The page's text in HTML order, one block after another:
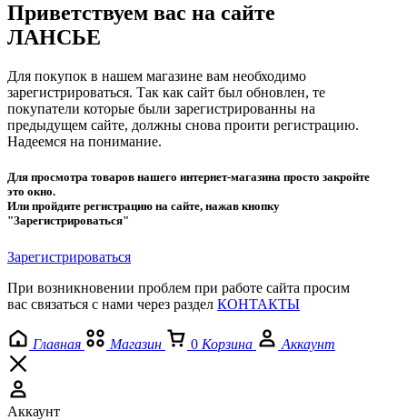
Приветствуем вас на сайте
ЛАНСЬЕ
Для покупок в нашем магазине вам необходимо
зарегистрироваться. Так как сайт был обновлен, те
покупатели которые были зарегистрированны на
предыдущем сайте, должны снова проити регистрацию.
Надеемся на понимание.
Для просмотра товаров нашего интернет-магазина просто закройте
это окно.
Или пройдите регистрацию на сайте, нажав кнопку
"Зарегистрироваться"
Зарегистрироваться
При возникновении проблем при работе сайта просим
вас связаться с нами через раздел КОНТАКТЫ
Главная Магазин 0 Корзина Аккаунт
Аккаунт